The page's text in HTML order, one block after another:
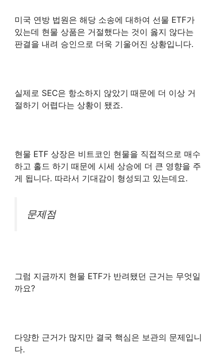
미국 연방 법원은 해당 소송에 대하여 선물 ETF가
있는데 현물 상품은 거절했다는 것이 옳지 않다는
판결을 내려 승인으로 더욱 기울어진 상황입니다.
실제로 SEC은 항소하지 않았기 때문에 더 이상 거
절하기 어렵다는 상황이 됐죠.
현물 ETF 상장은 비트코인 현물을 직접적으로 매수
하고 홀드 하기 때문에 시세 상승에 더 큰 영향을 주
게 됩니다. 따라서 기대감이 형성되고 있는데요.
문제점
그럼 지금까지 현물 ETF가 반려됐던 근거는 무엇일
까요?
다양한 근거가 많지만 결국 핵심은 보관의 문제입니
다.